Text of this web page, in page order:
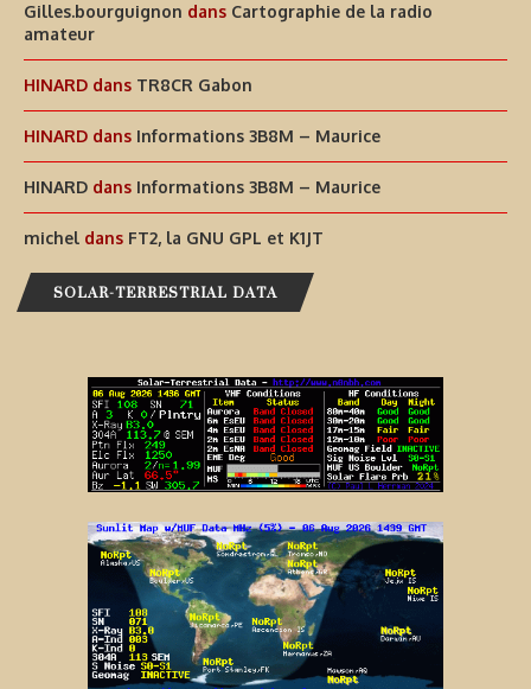
Gilles.bourguignon dans Cartographie de la radio
amateur
HINARD dans TR8CR Gabon
HINARD dans Informations 3B8M – Maurice
HINARD dans Informations 3B8M – Maurice
michel dans FT2, la GNU GPL et K1JT
SOLAR-TERRESTRIAL DATA